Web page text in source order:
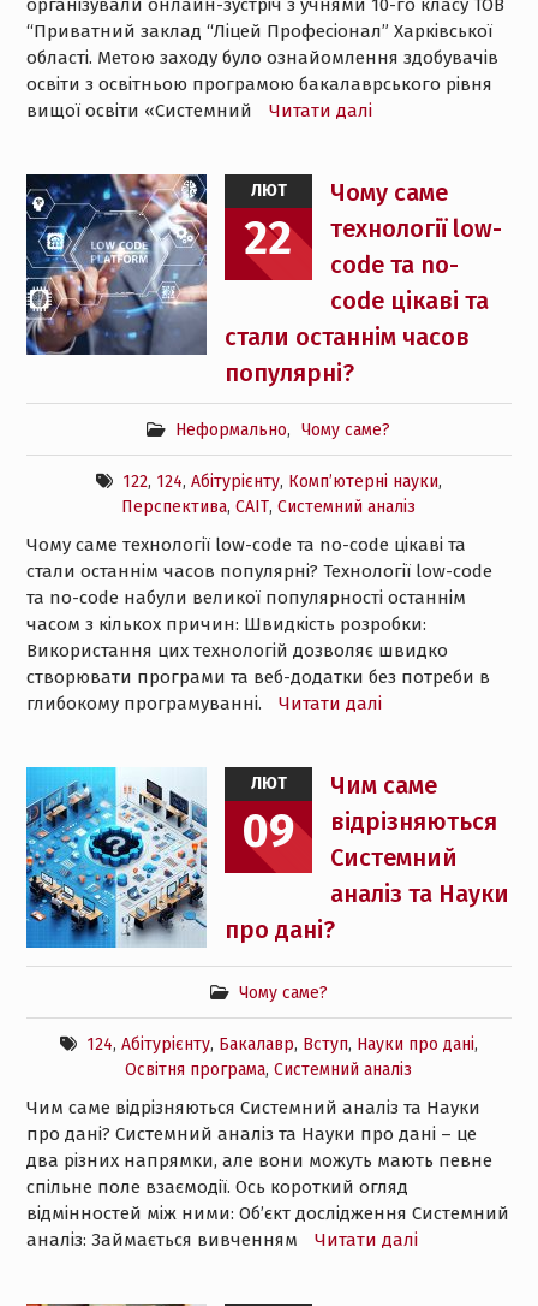
організували онлайн-зустріч з учнями 10-го класу ТОВ
“Приватний заклад “Ліцей Професіонал” Харківської
області. Метою заходу було ознайомлення здобувачів
освіти з освітньою програмою бакалаврського рівня
вищої освіти «Системний
Читати далі
ЛЮТ
22
Чому саме
технології low-
code та no-
code цікаві та
стали останнім часов
популярні?
Неформально, Чому саме?
122, 124, Абітурієнту, Комп’ютерні науки,
Перспектива,САІТ,Системний аналіз
Чому саме технології low-code та no-code цікаві та
стали останнім часов популярні? Технології low-code
та no-code набули великої популярності останнім
часом з кількох причин: Швидкість розробки:
Використання цих технологій дозволяє швидко
створювати програми та веб-додатки без потреби в
глибокому програмуванні.
Читати далі
ЛЮТ
09
Чим саме
відрізняються
Системний
аналіз та Науки
про дані?
Чому саме?
124, Абітурієнту, Бакалавр, Вступ, Науки про дані,
Освітня програма,Системний аналіз
Чим саме відрізняються Системний аналіз та Науки
про дані? Системний аналіз та Науки про дані – це
два різних напрямки, але вони можуть мають певне
спільне поле взаємодії. Ось короткий огляд
відмінностей між ними: Об’єкт дослідження Системний
аналіз: Займається вивченням
Читати далі